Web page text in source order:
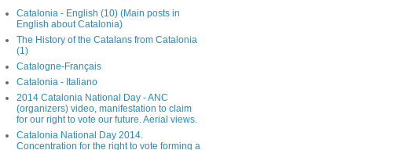
Catalonia - English (10) (Main posts in
English about Catalonia)
The History of the Catalans from Catalonia
(1)
Catalogne-Français
Catalonia - Italiano
2014 Catalonia National Day - ANC
(organizers) video, manifestation to claim
for our right to vote our future. Aerial views.
Catalonia National Day 2014.
Concentration for the right to vote forming a